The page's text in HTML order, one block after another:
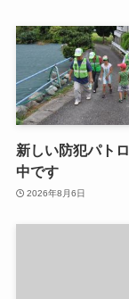
新しい防犯パト
中です
2026年8月6日